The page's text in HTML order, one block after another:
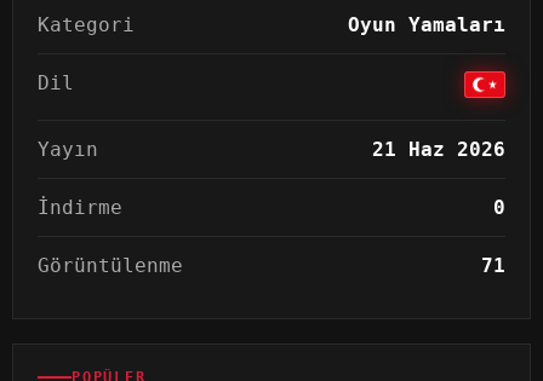
Kategori Oyun Yamaları
Dil
Yayın 21 Haz 2026
İndirme 0
Görüntülenme 71
POPÜLER